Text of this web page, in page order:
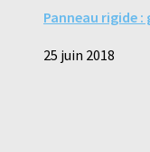
Panneau rigide
25 juin 2018